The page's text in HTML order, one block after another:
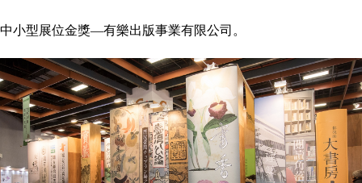
中小型展位金獎—有樂出版事業有限公司。